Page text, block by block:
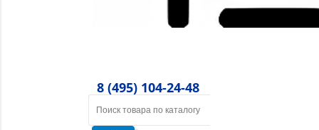
8 (495) 104-24-48